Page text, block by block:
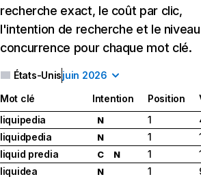
recherche exact, le coût par clic,
l'intention de recherche et le
concurrence pour chaque mot clé.
États-Unisjuin 2026
Mot clé Intention Position
liquipedia
N 1
liquidpedia
N 1
liquid predia
C N 1
liquidea
N 1